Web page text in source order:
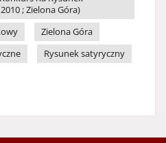
; Zielona Góra)
Zielona Góra
Rysunek satyryczny